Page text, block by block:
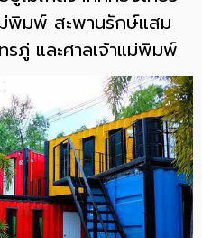
พิมพ์ สะพานรักษ์แสม
ภู่ และศาลเจ้าแม่พิมพ์